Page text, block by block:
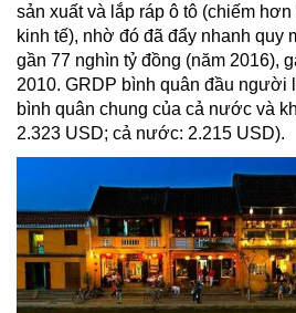
sản xuất và lắp ráp ô tô (chiếm
kinh tế), nhờ đó đã đẩy nhanh quy
gần 77 nghìn tỷ đồng (năm 2016),
2010. GRDP bình quân đầu người
bình quân chung của cả nước và
2.323 USD; cả nước: 2.215 USD).